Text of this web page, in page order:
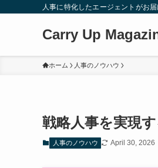
人事に特化したエージェントがお
Carry Up
ホーム 人事のノウハウ
戦略人事を実現
人事のノウハウ April 30, 2026